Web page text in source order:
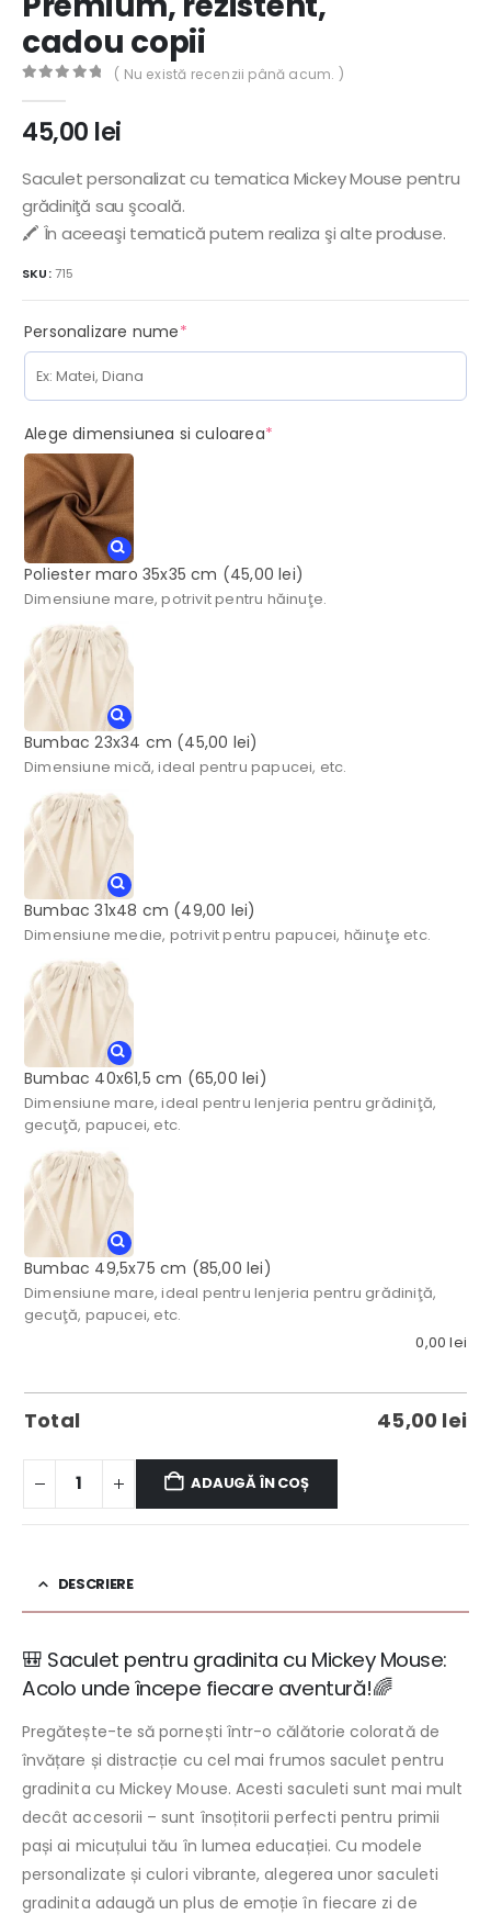
cadou copii
( Nu există recenzii până acum. )
45,00 lei
Saculet personalizat cu tematica Mickey Mouse pentru
grădiniţă sau şcoală.
🖍️ În aceeaşi tematică putem realiza şi alte produse.
SKU:715
Personalizare nume*(required)
Alege dimensiunea si culoarea*(required)
Poliester maro 35x35 cm (45,00 lei)
Dimensiune mare, potrivit pentru hăinuţe.
Bumbac 23x34 cm (45,00 lei)
Dimensiune mică, ideal pentru papucei, etc.
Bumbac 31x48 cm (49,00 lei)
Dimensiune medie, potrivit pentru papucei, hăinuţe etc.
Bumbac 40x61,5 cm (65,00 lei)
Dimensiune mare, ideal pentru lenjeria pentru grădiniţă,
gecuţă, papucei, etc.
Bumbac 49,5x75 cm (85,00 lei)
Dimensiune mare, ideal pentru lenjeria pentru grădiniţă,
gecuţă, papucei, etc.
0,00lei
Total 45,00 lei
ADAUGĂ ÎN COȘ
DESCRIERE
🎒 Saculet pentru gradinita cu Mickey Mouse:
Acolo unde începe fiecare aventură!🌈
Pregătește-te să pornești într-o călătorie colorată de
învățare și distracție cu cel mai frumos saculet pentru
gradinita cu Mickey Mouse. Acesti saculeti sunt mai mult
decât accesorii – sunt însoțitorii perfecti pentru primii
pași ai micuțului tău în lumea educației. Cu modele
personalizate și culori vibrante, alegerea unor saculeti
gradinita adaugă un plus de emoție în fiecare zi de